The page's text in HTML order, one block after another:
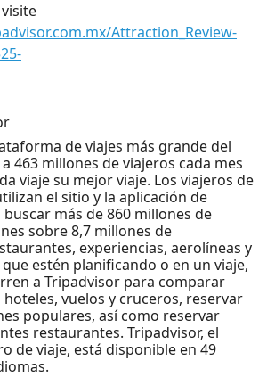
Attraction_Review-
de viajes más grande del
463 millones de viajeros cada mes
viaje su mejor viaje. Los viajeros de
el sitio y la aplicación de
más de 860 millones de
sobre 8,7 millones de
experiencias, aerolíneas y
que estén planificando o en un viaje,
a Tripadvisor para comparar
vuelos y cruceros, reservar
populares, así como reservar
restaurantes. Tripadvisor, el
de viaje, está disponible en 49